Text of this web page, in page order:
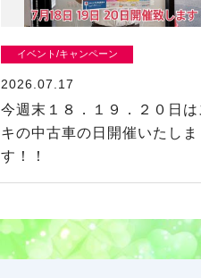
イベント/キャンペーン
2026.07.17
今週末１８．１９．２０日
キの中古車の日開催いたしま
す！！